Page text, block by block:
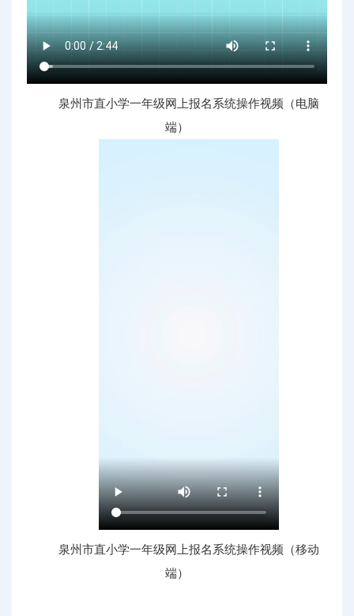
泉州市直小学一年级网上报名系统操作视频（电脑
端）
泉州市直小学一年级网上报名系统操作视频（移动
端）